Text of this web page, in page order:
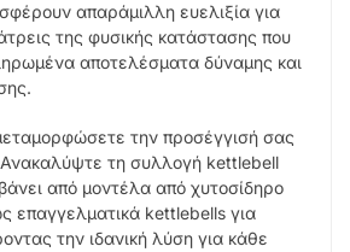
απαράμιλλη ευελιξία για
της φυσικής κατάστασης που
αποτελέσματα δύναμης και
την προσέγγισή σας
τη συλλογή kettlebell
από μοντέλα από χυτοσίδηρο
επαγγελματικά kettlebells για
την ιδανική λύση για κάθε